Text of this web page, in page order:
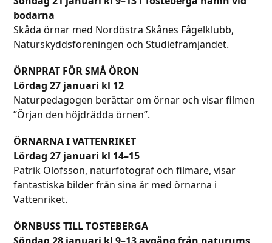
bodarna
Skåda örnar med Nordöstra Skånes Fågelklubb,
Naturskyddsföreningen och Studiefrämjandet.
ÖRNPRAT FÖR SMÅ ÖRON
Lördag 27 januari kl 12
Naturpedagogen berättar om örnar och visar filmen
”Örjan den höjdrädda örnen”.
ÖRNARNA I VATTENRIKET
Lördag 27 januari kl 14–15
Patrik Olofsson, naturfotograf och filmare, visar
fantastiska bilder från sina år med örnarna i
Vattenriket.
ÖRNBUSS TILL TOSTEBERGA